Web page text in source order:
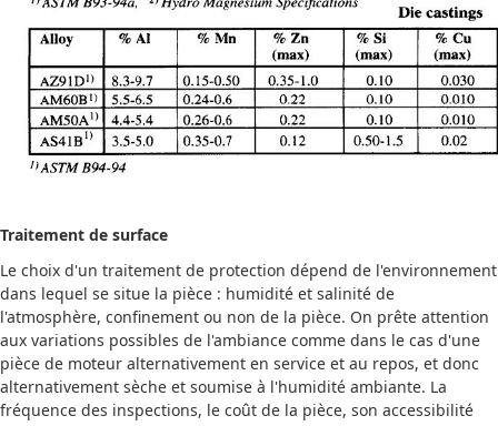
Traitement de surface
Le choix d'un traitement de protection dépend de l'environnement
dans lequel se situe la pièce : humidité et salinité de
l'atmosphère, confinement ou non de la pièce. On prête attention
aux variations possibles de l'ambiance comme dans le cas d'une
pièce de moteur alternativement en service et au repos, et donc
alternativement sèche et soumise à l'humidité ambiante. La
fréquence des inspections, le coût de la pièce, son accessibilité